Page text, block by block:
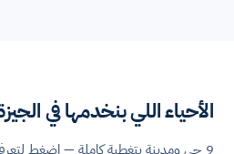
الأحياء اللي بنخدمها في
9 حي ومدينة بتغطية كاملة — اضغط